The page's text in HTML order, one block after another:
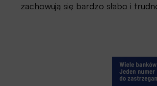
zachowują się bardzo słabo i